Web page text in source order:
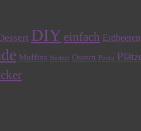
DIY einfach Erdbeeren
Muffins Nudeln Ostern Pasta